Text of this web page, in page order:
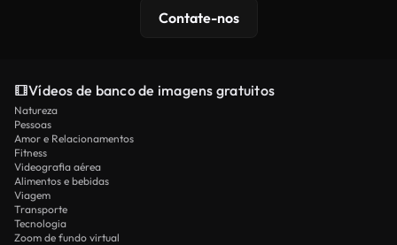
Contate-nos
Vídeos de banco de imagens gratuitos
Natureza
Pessoas
Amor e Relacionamentos
Fitness
Videografia aérea
Alimentos e bebidas
Viagem
Transporte
Tecnologia
Zoom de fundo virtual